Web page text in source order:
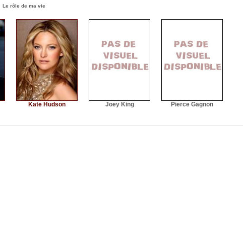
Le rôle de ma vie
Kate Hudson Joey King Pierce Gagnon